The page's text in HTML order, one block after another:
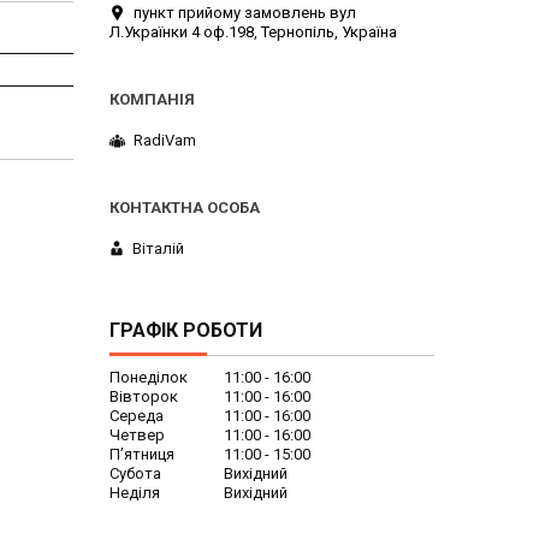
пункт прийому замовлень вул
Л.Українки 4 оф.198, Тернопіль, Україна
RadiVam
Віталій
ГРАФІК РОБОТИ
Понеділок 11:00
16:00
Вівторок
11:00
16:00
Середа
11:00
16:00
Четвер
11:00
16:00
Пʼятниця
11:00
15:00
Субота
Вихідний
Неділя
Вихідний